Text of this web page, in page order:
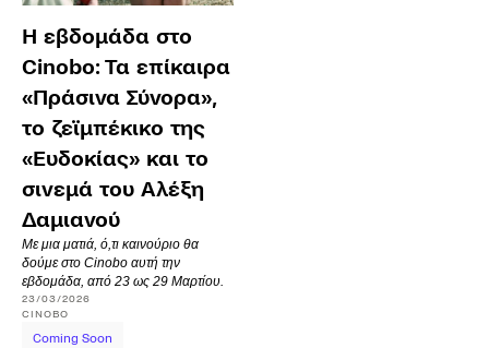
Η εβδομάδα στο
Cinobo: Τα επίκαιρα
«Πράσινα Σύνορα»,
το ζεϊμπέκικο της
«Ευδοκίας» και το
σινεμά του Αλέξη
Δαμιανού
Με μια ματιά, ό,τι καινούριο θα
δούμε στο Cinobo αυτή την
εβδομάδα, από 23 ως 29 Μαρτίου.
23/03/2026
CINOBO
Coming Soon